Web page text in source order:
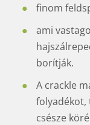
finom
ami
borítják.
A crackle
folyadékot,
csésze